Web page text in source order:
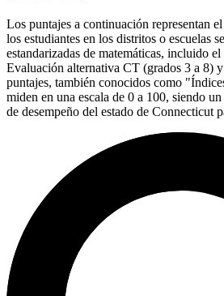
Los puntajes a continuación representan
los estudiantes en los distritos o escuelas
estandarizadas de matemáticas, incluido
Evaluación alternativa CT (grados 3 a 8)
puntajes, también conocidos como
miden en una escala de 0 a 100, siendo
de desempeño del estado de Connecticut